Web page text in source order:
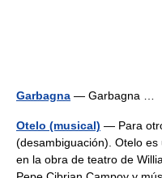
Garbagna — Garbagna …
Otelo (musical) — Para
(desambiguación). Otelo
en la obra de teatro de